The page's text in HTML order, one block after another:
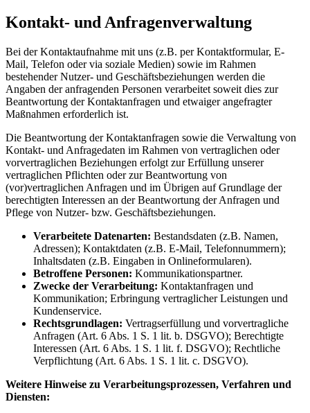
Kontakt- und Anfragenverwaltung
Bei der Kontaktaufnahme mit uns (z.B. per Kontaktformular, E-
Mail, Telefon oder via soziale Medien) sowie im Rahmen
bestehender Nutzer- und Geschäftsbeziehungen werden die
Angaben der anfragenden Personen verarbeitet soweit dies zur
Beantwortung der Kontaktanfragen und etwaiger angefragter
Maßnahmen erforderlich ist.
Die Beantwortung der Kontaktanfragen sowie die Verwaltung von
Kontakt- und Anfragedaten im Rahmen von vertraglichen oder
vorvertraglichen Beziehungen erfolgt zur Erfüllung unserer
vertraglichen Pflichten oder zur Beantwortung von
(vor)vertraglichen Anfragen und im Übrigen auf Grundlage der
berechtigten Interessen an der Beantwortung der Anfragen und
Pflege von Nutzer- bzw. Geschäftsbeziehungen.
Verarbeitete Datenarten: Bestandsdaten (z.B. Namen,
Adressen); Kontaktdaten (z.B. E-Mail, Telefonnummern);
Inhaltsdaten (z.B. Eingaben in Onlineformularen).
Betroffene Personen: Kommunikationspartner.
Zwecke der Verarbeitung: Kontaktanfragen und
Kommunikation; Erbringung vertraglicher Leistungen und
Kundenservice.
Rechtsgrundlagen: Vertragserfüllung und vorvertragliche
Anfragen (Art. 6 Abs. 1 S. 1 lit. b. DSGVO); Berechtigte
Interessen (Art. 6 Abs. 1 S. 1 lit. f. DSGVO); Rechtliche
Verpflichtung (Art. 6 Abs. 1 S. 1 lit. c. DSGVO).
Weitere Hinweise zu Verarbeitungsprozessen, Verfahren und
Diensten: